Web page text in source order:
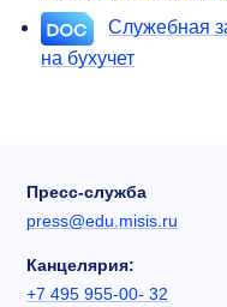
Служебная
на бухучет
Пресс-служба
press@edu.misis.ru
Канцелярия:
+7 495 955-00- 32